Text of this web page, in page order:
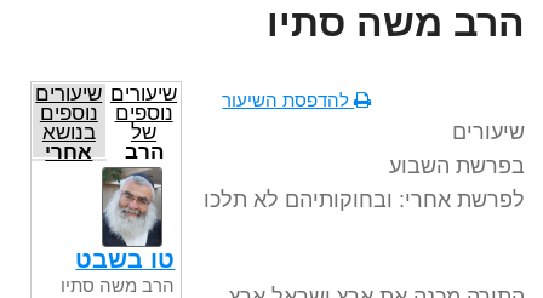
הרב משה סתיו
להדפסת השיעור
שיעורים
בפרשת השבוע
לפרשת אחרי: ובחוקותיהם לא תלכו
שיעורים
נוספים
של
הרב
משה
סתיו
שיעורים
נוספים
בנושא
אחרי
טו בשבט
הרב משה סתיו